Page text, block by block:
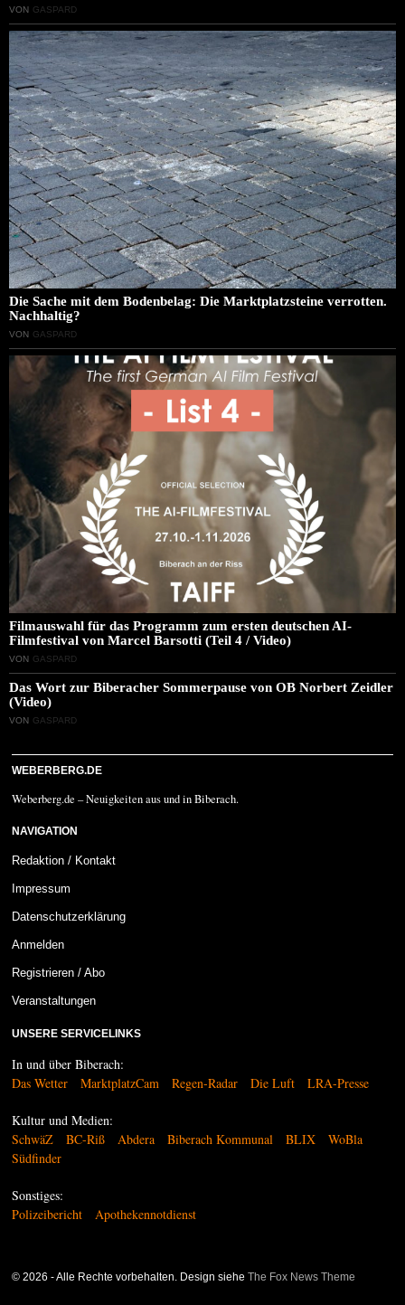
VON GASPARD
Die Sache mit dem Bodenbelag: Die Marktplatzsteine verrotten.
Nachhaltig?
VON GASPARD
Filmauswahl für das Programm zum ersten deutschen AI-
Filmfestival von Marcel Barsotti (Teil 4 / Video)
VON GASPARD
Das Wort zur Biberacher Sommerpause von OB Norbert Zeidler
(Video)
VON GASPARD
WEBERBERG.DE
Weberberg.de – Neuigkeiten aus und in Biberach.
NAVIGATION
Redaktion / Kontakt
Impressum
Datenschutzerklärung
Anmelden
Registrieren / Abo
Veranstaltungen
UNSERE SERVICELINKS
In und über Biberach:
Das Wetter
MarktplatzCam Regen-Radar Die Luft LRA-Presse
Kultur und Medien:
SchwäZ
BC-Riß Abdera Biberach Kommunal BLIX
WoBla
Südfinder
Sonstiges:
Polizeibericht
Apothekennotdienst
©2026 - Alle Rechte vorbehalten. Design sieheThe Fox News Theme